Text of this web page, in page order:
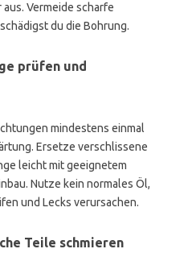
Vermeide scharfe
du die Bohrung.
prüfen und
mindestens einmal
Ersetze verschlissene
leicht mit geeignetem
Nutze kein normales Öl,
und Lecks verursachen.
Teile schmieren